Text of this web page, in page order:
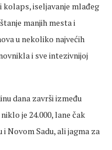
iseljavanje mlađeg
manjih mesta i
u nekoliko najvećih
i sve intezivnijoj
dana završi između
je 24.000, lane čak
i Novom Sadu, ali jagma za